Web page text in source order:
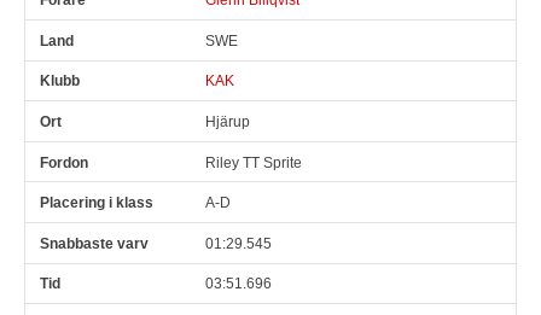
SWE
KAK
Hjärup
Riley TT Sprite
A-D
01:29.545
03:51.696